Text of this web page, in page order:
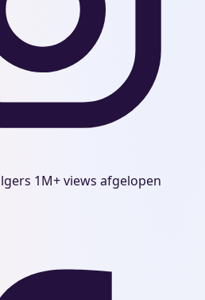
1M+ views afgelopen